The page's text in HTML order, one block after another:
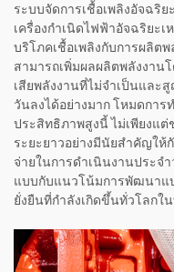
ระบบจัดการเชื้อเพลิงอัจฉริ
เครื่องกำเนิดไฟฟ้าอัจฉริยะ
บริโภคเชื้อเพลิงกับการผลิต
สามารถเพิ่มผลผลิตพลังงาน
เสียพลังงานที่ไม่จำเป็นและ
วันลงได้อย่างมาก โหมดกา
ประสิทธิภาพสูงนี้ ไม่เพียงแ
ระยะยาวอย่างมีนัยสำคัญให้
จ่ายในการดำเนินงานประจ
แบบกับแนวโน้มการพัฒนาแ
ยั่งยืนที่กำลังเกิดขึ้นทั่วโลกใ